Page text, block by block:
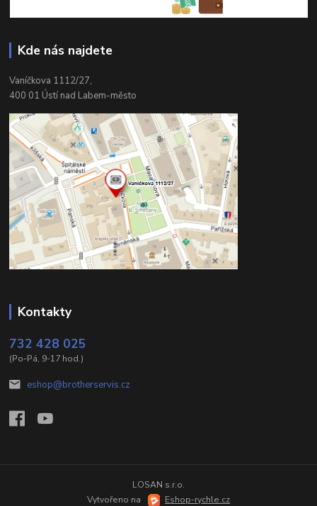
Kde nás najdete
Vaníčkova 1112/27,
400 01 Ústí nad Labem-město
Kontakty
732 428 025
(Po-Pá, 9-17 hod.)
eshop@brotherservis.cz
LOSAN s.r.o.
Vytvořeno na
Eshop-rychle.cz